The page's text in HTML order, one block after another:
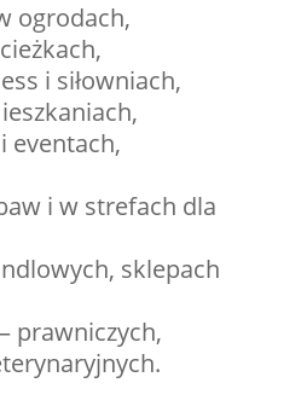
ogrodach,
i siłowniach,
eventach,
i w strefach dla
sklepach
prawniczych,